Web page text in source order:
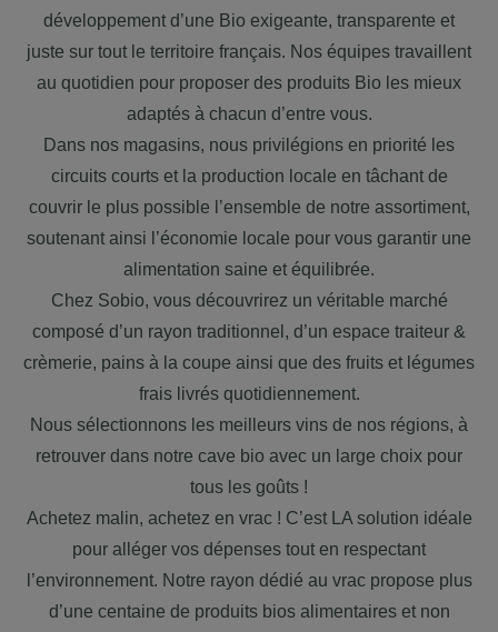
développement d’une Bio exigeante, transparente et
juste sur tout le territoire français. Nos équipes travaillent
au quotidien pour proposer des produits Bio les mieux
adaptés à chacun d’entre vous.
Dans nos magasins, nous privilégions en priorité les
circuits courts et la production locale en tâchant de
couvrir le plus possible l’ensemble de notre assortiment,
soutenant ainsi l’économie locale pour vous garantir une
alimentation saine et équilibrée.
Chez Sobio, vous découvrirez un véritable marché
composé d’un rayon traditionnel, d’un espace traiteur &
crèmerie, pains à la coupe ainsi que des fruits et légumes
frais livrés quotidiennement.
Nous sélectionnons les meilleurs vins de nos régions, à
retrouver dans notre cave bio avec un large choix pour
tous les goûts !
Achetez malin, achetez en vrac ! C’est LA solution idéale
pour alléger vos dépenses tout en respectant
l’environnement. Notre rayon dédié au vrac propose plus
d’une centaine de produits bios alimentaires et non